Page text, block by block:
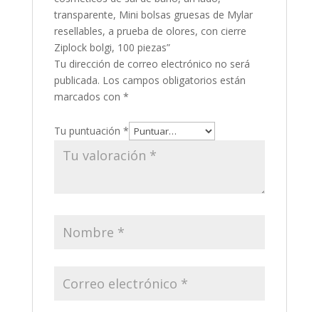
transparente, Mini bolsas gruesas de Mylar
resellables, a prueba de olores, con cierre
Ziplock bolgi, 100 piezas”
Tu dirección de correo electrónico no será
publicada. Los campos obligatorios están
marcados con *
Tu puntuación *